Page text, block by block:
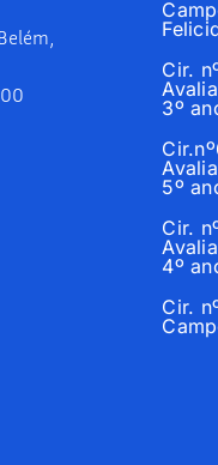
Cir.
3º
5º
Cir.
4º
Cir.